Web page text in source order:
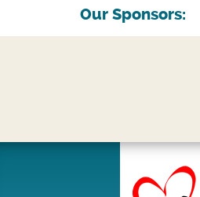
Our Sponsors: